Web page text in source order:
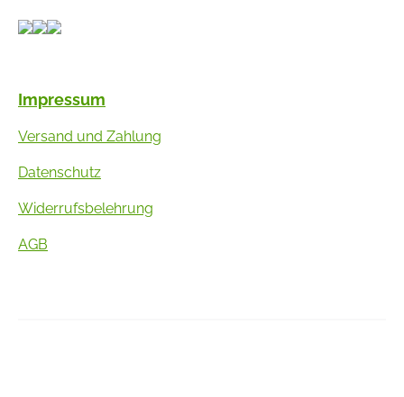
Impressum
Versand und Zahlung
Datenschutz
Widerrufsbelehrung
AGB